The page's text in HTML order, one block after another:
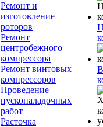
Ремонт и
изготовление
роторов
Ремонт
центробежного
компрессора
Ремонт винтовых
компрессоров
Проведение
пусконаладочных
работ
Расточка